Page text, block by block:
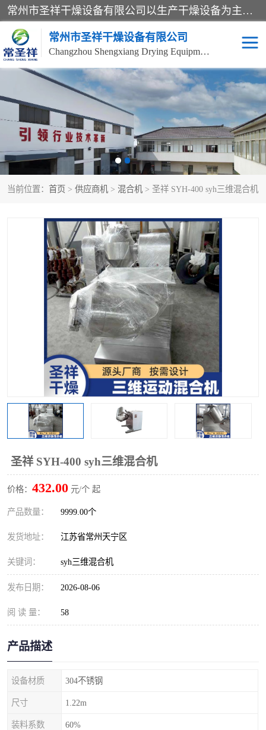
常州市圣祥干燥设备有限公司以生产干燥设备为主导产品，提供：干燥设备、干燥机、混合机、气流干燥机、烘箱、热风循环烘箱、沸腾干燥机、烘干机、喷雾干燥机等产品的生产、制造与销售服务。
常州市圣祥干燥设备有限公司
Changzhou Shengxiang Drying Equipment Co. , Ltd.
当前位置： 首页 > 供应商机 > 混合机 > 圣祥 SYH-400 syh三维混合机
圣祥 SYH-400 syh三维混合机
价格： 432.00 元/个 起
产品数量： 9999.00个
发货地址： 江苏省常州天宁区
关键词： syh三维混合机
发布日期： 2026-08-06
阅 读 量： 58
产品描述
设备材质 304不锈钢
尺寸 1.22m
装料系数 60%
单锥真空干燥机 双锥真空干燥机
气流干燥机 滚筒刮板干燥机
干燥机 闪蒸干燥机
桨叶干燥机 高速混合机
超微粉碎机 粉碎机
粗粉碎机 带式干燥机
单锥螺带真空干燥机 沸腾干燥机
方形圆形真空干燥机 真空耙式干燥机
热风循环烘箱 喷雾干燥机
振动流化床干燥机 盘式干燥机
混合机